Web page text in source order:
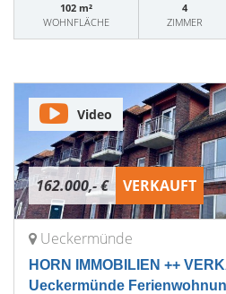
102 m²
WOHNFLÄCHE
4
ZIMMER
162.000,- € VERKAUFT
Video
Ueckermünde
HORN IMMOBILIEN ++
Ueckermünde